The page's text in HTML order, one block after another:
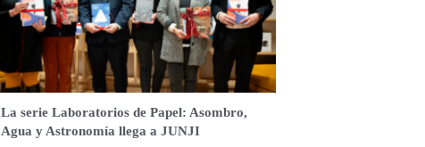
La serie Laboratorios de Papel: Asombro,
Agua y Astronomía llega a JUNJI